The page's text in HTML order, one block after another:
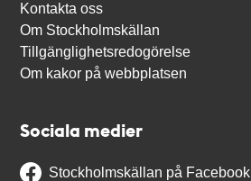
Kontakta oss
Om Stockholmskällan
Tillgänglighetsredogörelse
Om kakor på webbplatsen
Sociala medier
Stockholmskällan på Facebook